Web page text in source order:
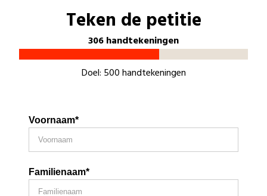
Pensioenen
Kinderen en jongeren
Doe mee
Teken de petitie
306 handtekeningen
Doel: 500 handtekeningen
Voornaam*
Familienaam*